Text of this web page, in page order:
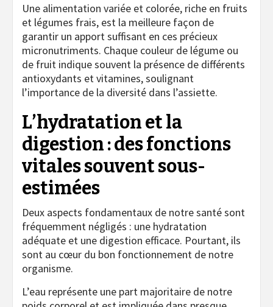
Une alimentation variée et colorée, riche en fruits
et légumes frais, est la meilleure façon de
garantir un apport suffisant en ces précieux
micronutriments. Chaque couleur de légume ou
de fruit indique souvent la présence de différents
antioxydants et vitamines, soulignant
l’importance de la diversité dans l’assiette.
L’hydratation et la
digestion : des fonctions
vitales souvent sous-
estimées
Deux aspects fondamentaux de notre santé sont
fréquemment négligés : une hydratation
adéquate et une digestion efficace. Pourtant, ils
sont au cœur du bon fonctionnement de notre
organisme.
L’eau représente une part majoritaire de notre